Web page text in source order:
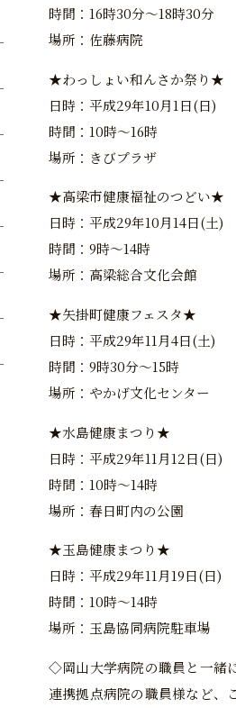
時間：16時30分～18時30分
場所：佐藤病院
★わっしょい和んさか祭り★
日時：平成29年10月1日(日)
時間：10時～16時
場所：きびプラザ
★高梁市健康福祉のつどい★
日時：平成29年10月14日(土)
時間：9時～14時
場所：高梁総合文化会館
★矢掛町健康フェスタ★
日時：平成29年11月4日(土)
時間：9時30分～15時
場所：やかげ文化センター
★水島健康まつり★
日時：平成29年11月12日(日)
時間：10時～14時
場所：春日町内の公園
★玉島健康まつり★
日時：平成29年11月19日(日)
時間：10時～14時
場所：玉島協同病院駐車場
◇岡山大学病院の職員と一緒
連携拠点病院の職員様など、